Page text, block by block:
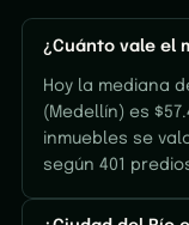
¿Cuánto vale el
Hoy la mediana
(Medellín) es
inmuebles se
según 401